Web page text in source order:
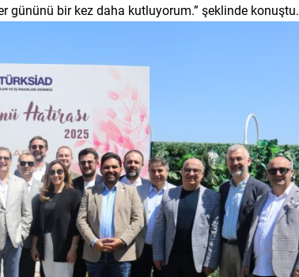
gününü bir kez daha kutluyorum.” şeklinde konuştu.